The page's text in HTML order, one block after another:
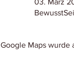
03. März
Google Maps